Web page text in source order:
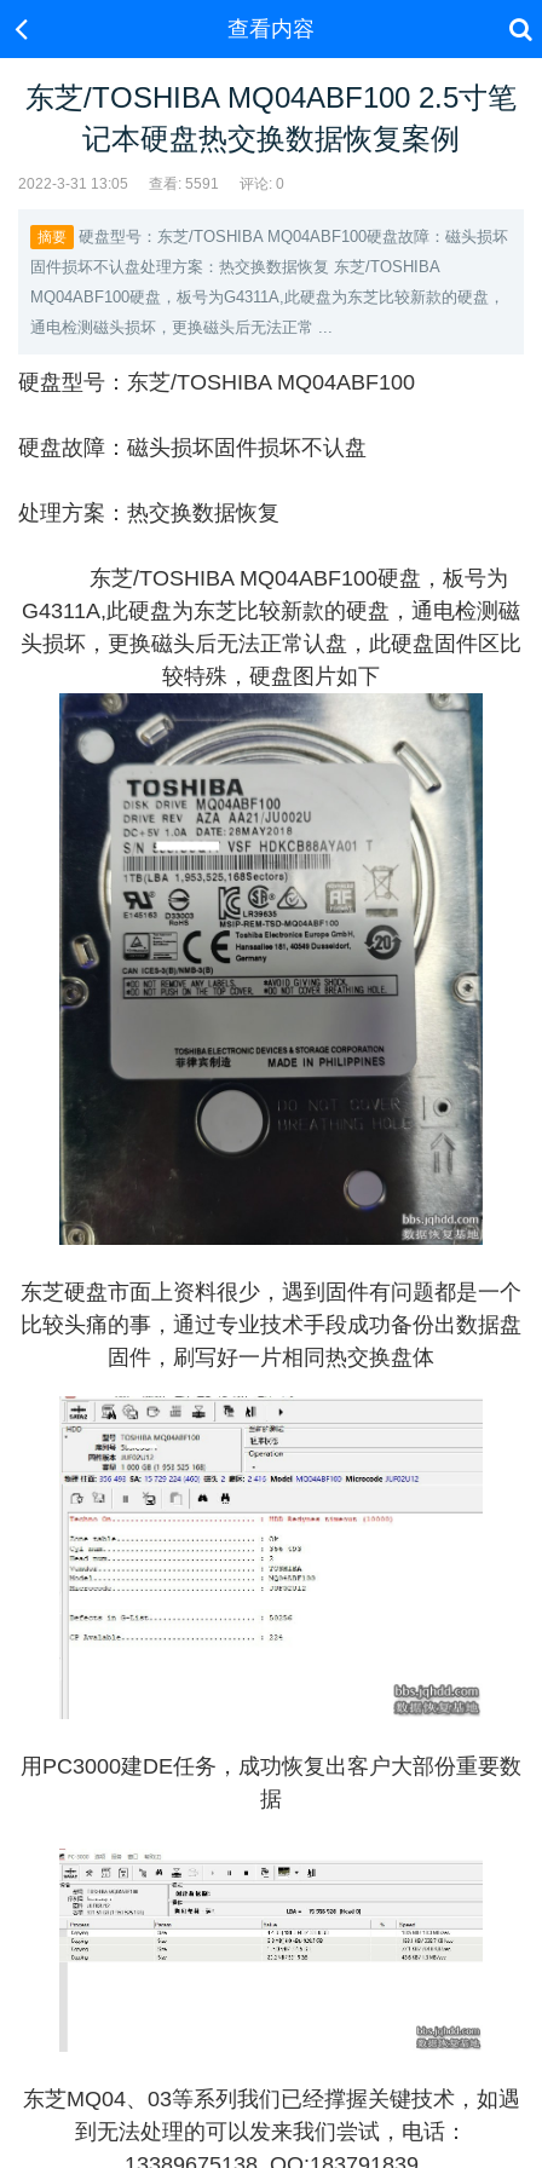
查看内容
东芝/TOSHIBA MQ04ABF100 2.5寸笔
记本硬盘热交换数据恢复案例
2022-3-31 13:05 查看: 5591 评论: 0
摘要
硬盘型号：东芝/TOSHIBA MQ04ABF100硬盘故障：磁头损坏
固件损坏不认盘处理方案：热交换数据恢复 东芝/TOSHIBA
MQ04ABF100硬盘，板号为G4311A,此硬盘为东芝比较新款的硬盘，
通电检测磁头损坏，更换磁头后无法正常 ...
硬盘型号：东芝/TOSHIBA MQ04ABF100
硬盘故障：磁头损坏固件损坏不认盘
处理方案：热交换数据恢复
东芝/TOSHIBA MQ04ABF100硬盘，板号为
G4311A,此硬盘为东芝比较新款的硬盘，通电检测磁
头损坏，更换磁头后无法正常认盘，此硬盘固件区比
较特殊，硬盘图片如下
东芝硬盘市面上资料很少，遇到固件有问题都是一个
比较头痛的事，通过专业技术手段成功备份出数据盘
固件，刷写好一片相同热交换盘体
用PC3000建DE任务，成功恢复出客户大部份重要数
据
东芝MQ04、03等系列我们已经撑握关键技术，如遇
到无法处理的可以发来我们尝试，电话：